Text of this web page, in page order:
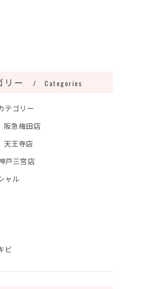
リー Categories
テゴリー
阪急梅田店
天王寺店
戸三宮店
ャル
ビ